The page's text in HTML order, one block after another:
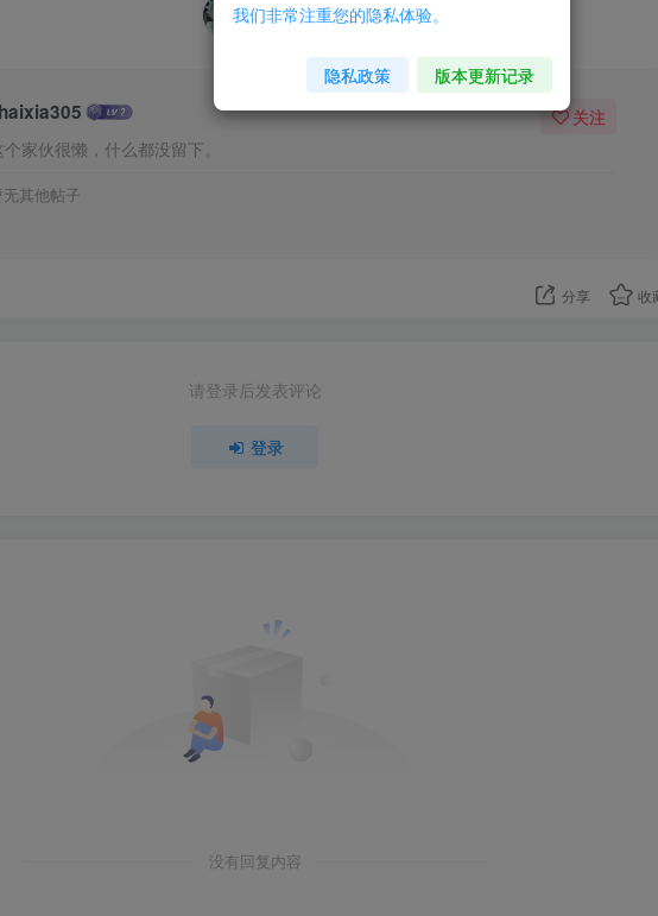
+2 +2
家伙很懒，什么都没留下。
关注
无其他帖子
分享 收
请登录后发表评论
登录
没有回复内容
我们非常注重您的隐私体验。
隐私政策 版本更新记录